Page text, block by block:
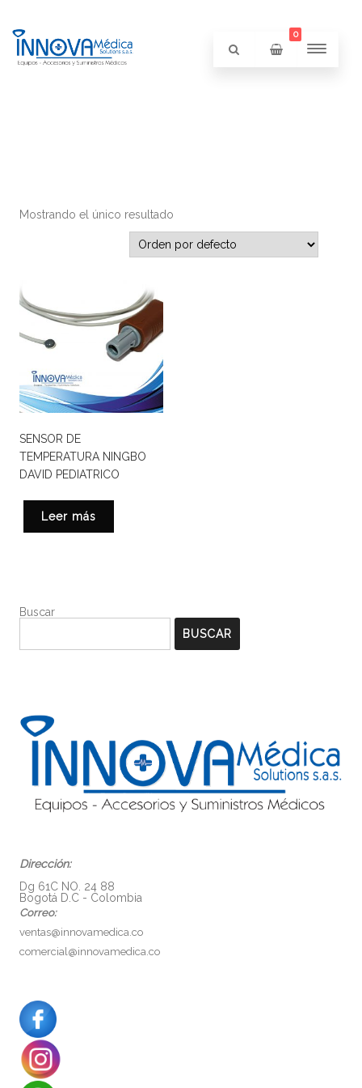
0
Mostrando el único resultado
SENSOR DE
TEMPERATURA NINGBO
DAVID PEDIATRICO
Leer más
Buscar
BUSCAR
Dirección:
Dg 61C NO. 24 88
Bogotá D.C - Colombia
Correo:
ventas@innovamedica.co
comercial@innovamedica.co